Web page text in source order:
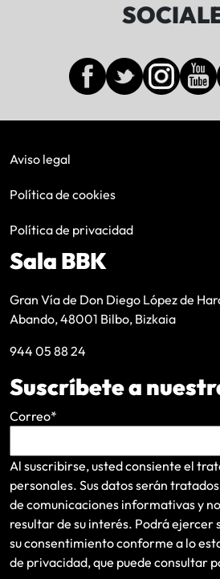
Aviso legal
Política de cookies
Política de privacidad
Sala BBK
Gran Vía de Don Diego López de
Abando, 48001 Bilbo, Bizkaia
944 05 88 24
Suscríbete a
Correo*
Al suscribirse, usted consiente el
personales. Sus datos serán
de comunicaciones informativas y
resultar de su interés. Podrá ejercer
su consentimiento conforme a lo
de privacidad, que puede consultar